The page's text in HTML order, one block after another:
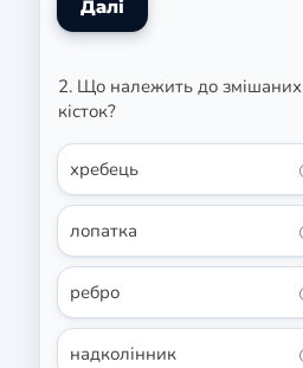
2. Що належить до змішаних
кісток?
хребець
лопатка
ребро
надколінник